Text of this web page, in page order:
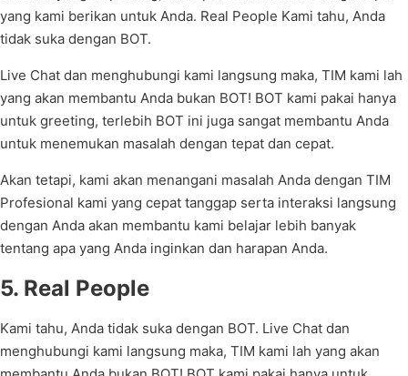
yang kami berikan untuk Anda. Real People Kami tahu, Anda
tidak suka dengan BOT.
Live Chat dan menghubungi kami langsung maka, TIM kami lah
yang akan membantu Anda bukan BOT! BOT kami pakai hanya
untuk greeting, terlebih BOT ini juga sangat membantu Anda
untuk menemukan masalah dengan tepat dan cepat.
Akan tetapi, kami akan menangani masalah Anda dengan TIM
Profesional kami yang cepat tanggap serta interaksi langsung
dengan Anda akan membantu kami belajar lebih banyak
tentang apa yang Anda inginkan dan harapan Anda.
5. Real People
Kami tahu, Anda tidak suka dengan BOT. Live Chat dan
menghubungi kami langsung maka, TIM kami lah yang akan